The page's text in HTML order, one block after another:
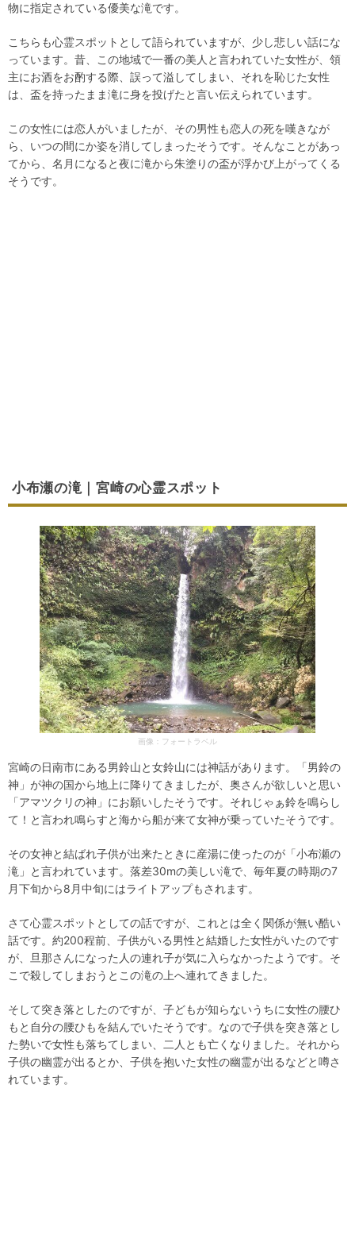
物に指定されている優美な滝です。
こちらも心霊スポットとして語られていますが、少し悲しい話にな
っています。昔、この地域で一番の美人と言われていた女性が、領
主にお酒をお酌する際、誤って溢してしまい、それを恥じた女性
は、盃を持ったまま滝に身を投げたと言い伝えられています。
この女性には恋人がいましたが、その男性も恋人の死を嘆きなが
ら、いつの間にか姿を消してしまったそうです。そんなことがあっ
てから、名月になると夜に滝から朱塗りの盃が浮かび上がってくる
そうです。
小布瀬の滝｜宮崎の心霊スポット
画像：フォートラベル
宮崎の日南市にある男鈴山と女鈴山には神話があります。「男鈴の
神」が神の国から地上に降りてきましたが、奥さんが欲しいと思い
「アマツクリの神」にお願いしたそうです。それじゃぁ鈴を鳴らし
て！と言われ鳴らすと海から船が来て女神が乗っていたそうです。
その女神と結ばれ子供が出来たときに産湯に使ったのが「小布瀬の
滝」と言われています。落差30mの美しい滝で、毎年夏の時期の7
月下旬から8月中旬にはライトアップもされます。
さて心霊スポットとしての話ですが、これとは全く関係が無い酷い
話です。約200程前、子供がいる男性と結婚した女性がいたのです
が、旦那さんになった人の連れ子が気に入らなかったようです。そ
こで殺してしまおうとこの滝の上へ連れてきました。
そして突き落としたのですが、子どもが知らないうちに女性の腰ひ
もと自分の腰ひもを結んでいたそうです。なので子供を突き落とし
た勢いで女性も落ちてしまい、二人とも亡くなりました。それから
子供の幽霊が出るとか、子供を抱いた女性の幽霊が出るなどと噂さ
れています。